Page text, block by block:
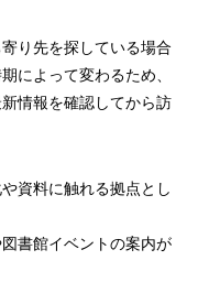
り先を探している場合
によって変わるため、
情報を確認してから訪
や資料に触れる拠点とし
書館イベントの案内が